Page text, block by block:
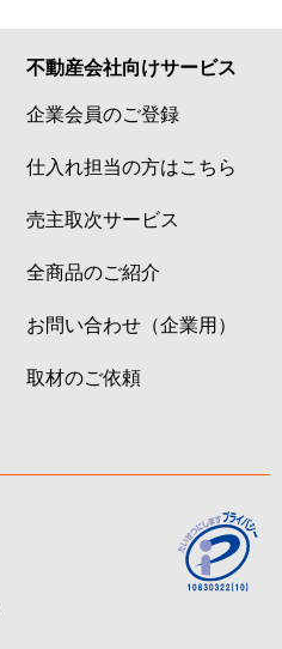
不動産会社向けサービス
企業会員のご登録
仕入れ担当の方はこちら
売主取次サービス
全商品のご紹介
お問い合わせ（企業用）
取材のご依頼